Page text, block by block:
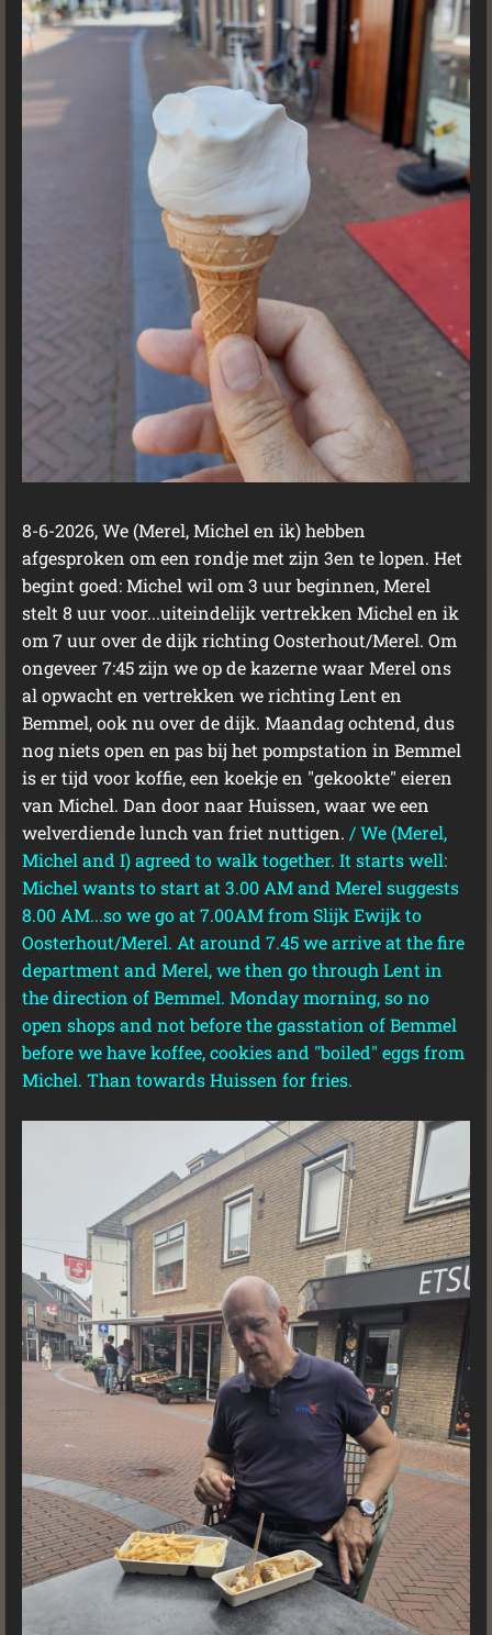
8-6-2026, We (Merel, Michel en ik) hebben
afgesproken om een rondje met zijn 3en te lopen. Het
begint goed: Michel wil om 3 uur beginnen, Merel
stelt 8 uur voor...uiteindelijk vertrekken Michel en ik
om 7 uur over de dijk richting Oosterhout/Merel. Om
ongeveer 7:45 zijn we op de kazerne waar Merel ons
al opwacht en vertrekken we richting Lent en
Bemmel, ook nu over de dijk. Maandag ochtend, dus
nog niets open en pas bij het pompstation in Bemmel
is er tijd voor koffie, een koekje en "gekookte" eieren
van Michel. Dan door naar Huissen, waar we een
welverdiende lunch van friet nuttigen. / We (Merel,
Michel and I) agreed to walk together. It starts well:
Michel wants to start at 3.00 AM and Merel suggests
8.00 AM...so we go at 7.00AM from Slijk Ewijk to
Oosterhout/Merel. At around 7.45 we arrive at the fire
department and Merel, we then go through Lent in
the direction of Bemmel. Monday morning, so no
open shops and not before the gasstation of Bemmel
before we have koffee, cookies and "boiled" eggs from
Michel. Than towards Huissen for fries.